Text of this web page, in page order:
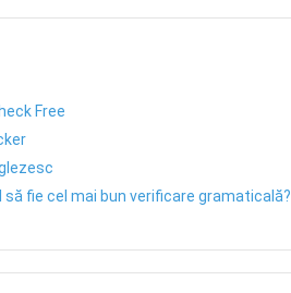
Free
fie cel mai bun verificare gramaticală?